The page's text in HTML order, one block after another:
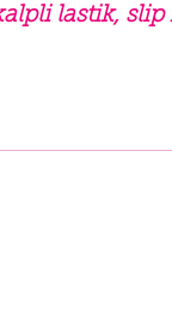
lastik, slip